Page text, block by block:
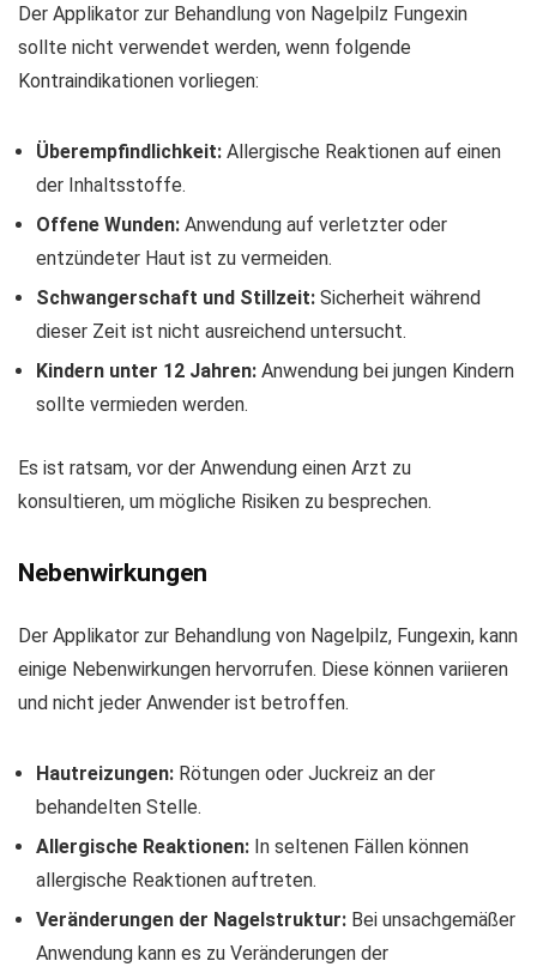
Der Applikator zur Behandlung von Nagelpilz Fungexin
sollte nicht verwendet werden, wenn folgende
Kontraindikationen vorliegen:
Überempfindlichkeit: Allergische Reaktionen auf einen
der Inhaltsstoffe.
Offene Wunden: Anwendung auf verletzter oder
entzündeter Haut ist zu vermeiden.
Schwangerschaft und Stillzeit: Sicherheit während
dieser Zeit ist nicht ausreichend untersucht.
Kindern unter 12 Jahren: Anwendung bei jungen Kindern
sollte vermieden werden.
Es ist ratsam, vor der Anwendung einen Arzt zu
konsultieren, um mögliche Risiken zu besprechen.
Nebenwirkungen
Der Applikator zur Behandlung von Nagelpilz, Fungexin, kann
einige Nebenwirkungen hervorrufen. Diese können variieren
und nicht jeder Anwender ist betroffen.
Hautreizungen: Rötungen oder Juckreiz an der
behandelten Stelle.
Allergische Reaktionen: In seltenen Fällen können
allergische Reaktionen auftreten.
Veränderungen der Nagelstruktur: Bei unsachgemäßer
Anwendung kann es zu Veränderungen der